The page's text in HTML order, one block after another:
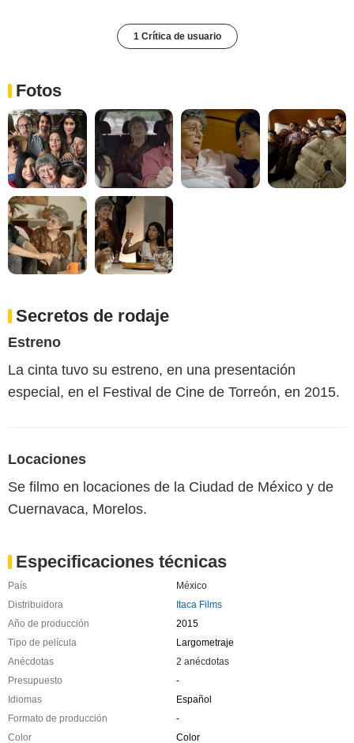
1 Crítica de usuario
Fotos
Secretos de rodaje
Estreno
La cinta tuvo su estreno, en una presentación
especial, en el Festival de Cine de Torreón, en 2015.
Locaciones
Se filmo en locaciones de la Ciudad de México y de
Cuernavaca, Morelos.
Especificaciones técnicas
País
México
Distribuidora
Itaca Films
Año de producción
2015
Tipo de película
Largometraje
Anécdotas
2 anécdotas
Presupuesto
-
Idiomas
Español
Formato de producción
-
Color
Color